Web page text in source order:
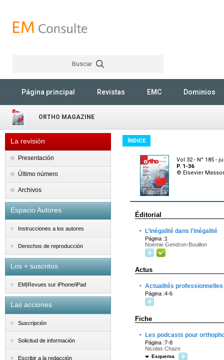
Buscar
Página principal Revistas EMC Dominios
ORTHO MAGAZINE
La revisión
Presentación
Último número
Archivos
Espacio Autores
Instrucciones a los autores
Derechos de reproducción
Los + suscritos
EM|Revues sur iPhone/iPad
Las acciones
Suscripción
Solicitud de información
Escribir a la redacción
ÍNDICE
Vol 32 - N° 185 -
P. 1-36
© Elsevier
Éditorial
· L’inégalité dans l’inégalité
Página :1
Noémie Gendron-Bouillon
Actus
· Actualités professionnelles
Página :4-6
Fiche
· Les podcasts pour
Página :7-8
Nicolas Chaze
Esquema